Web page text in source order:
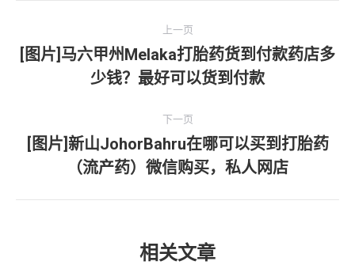
章
上一页
上
一
[图片]马六甲州Melaka打胎药货到付款药店多
少钱？最好可以货到付款
下一页
下
一
文
[图片]新山JohorBahru在哪可以买到打胎药
（流产药）微信购买，私人网店
相关文章